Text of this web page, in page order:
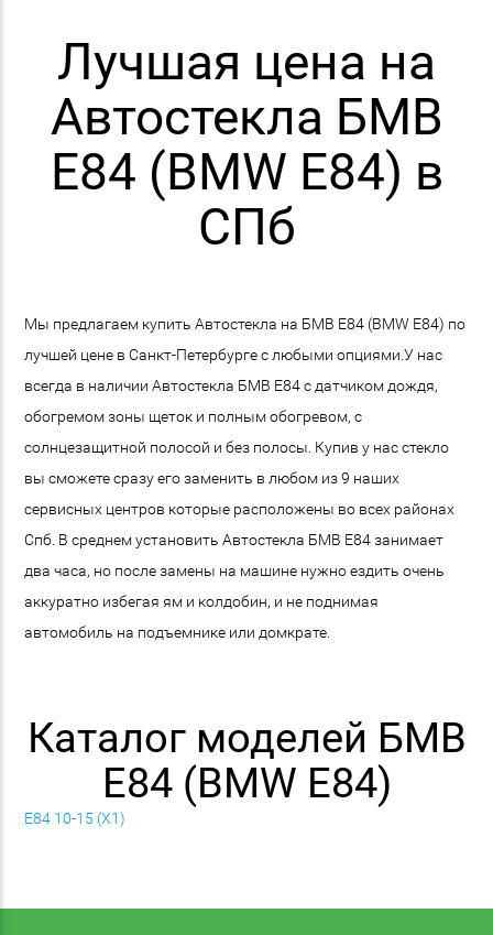
Лучшая цена на
Автостекла БМВ
E84 (BMW E84) в
СПб
Мы предлагаем купить Автостекла на БМВ E84 (BMW E84) по
лучшей цене в Санкт-Петербурге с любыми опциями.У нас
всегда в наличии Автостекла БМВ E84 с датчиком дождя,
обогремом зоны щеток и полным обогревом, с
солнцезащитной полосой и без полосы. Купив у нас стекло
вы сможете сразу его заменить в любом из 9 наших
сервисных центров которые расположены во всех районах
Спб. В среднем установить Автостекла БМВ E84 занимает
два часа, но после замены на машине нужно ездить очень
аккуратно избегая ям и колдобин, и не поднимая
автомобиль на подъемнике или домкрате.
Каталог моделей БМВ
E84 (BMW E84)
E84 10-15 (X1)